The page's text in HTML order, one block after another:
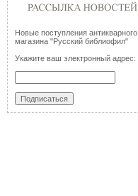
Новые поступления антикварного
магазина "Русский библиофил"
Укажите ваш электронный адрес: